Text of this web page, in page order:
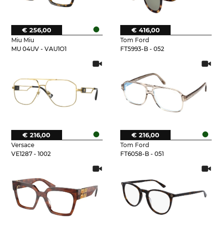
Miu Miu
MU 04UV - VAU1O1
€ 256,00
Tom Ford
FT5993-B - 052
€ 416,00
Versace
VE1287 - 1002
€ 216,00
Tom Ford
FT6058-B - 051
€ 216,00